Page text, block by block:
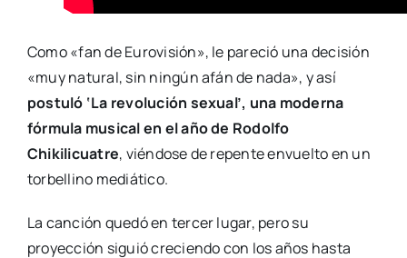
Como «fan de Eurovisión», le pareció una decisión
«muy natural, sin ningún afán de nada», y así
postuló ‘La revolución sexual’, una moderna
fórmula musical en el año de Rodolfo
Chikilicuatre, viéndose de repente envuelto en un
torbellino mediático.
La canción quedó en tercer lugar, pero su
proyección siguió creciendo con los años hasta